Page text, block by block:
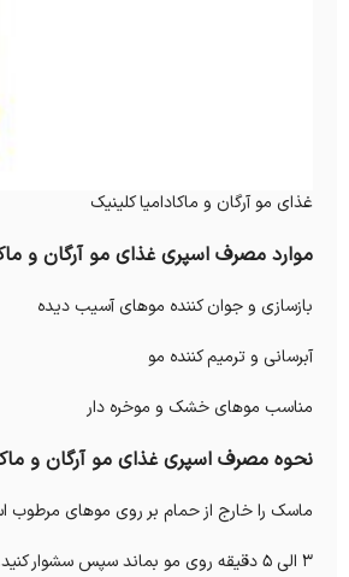
غذای مو آرگان و ماکادامیا کلینیک
موارد مصرف اسپری غذای مو آرگان و
بازسازی و جوان کننده موهای آسیب دیده
آبرسانی و ترمیم کننده مو
مناسب موهای خشک و موخره دار
نحوه مصرف اسپری غذای مو آرگان و
ماسک را خارج از حمام بر روی موهای مرطوب
3 الی 5 دقیقه روی مو بماند سپس سشوار کنید.